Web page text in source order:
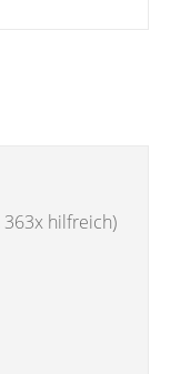
363x hilfreich)